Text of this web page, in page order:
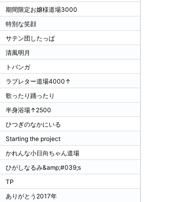
期間限定お嬢様道場3000
特別な笑顔
サテン団したっぱ
清風明月
トパンガ
ラブレター道場4000↑
歌ったり踊ったり
半身浴場↑2500
ひつぎのなかにいる
Starting the project
かれんな小日向ちゃん道場
ひがしなるみ&amp;#039;s
TP
ありがとう2017年